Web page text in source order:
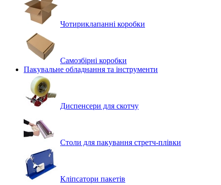
Чотириклапанні коробки
Самозбірні коробки
Пакувальне обладнання та інструменти
Диспенсери для скотчу
Столи для пакування стретч-плівки
Кліпсатори пакетів